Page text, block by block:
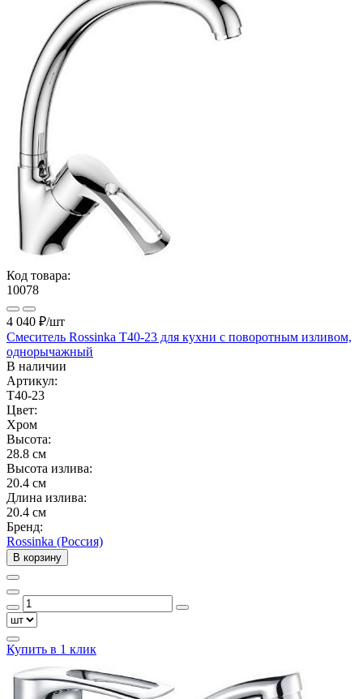
Код товара:
10078
4 040 ₽/шт
Смеситель Rossinka T40-23 для кухни с поворотным изливом,
однорычажный
В наличии
Артикул:
T40-23
Цвет:
Хром
Высота:
28.8 см
Высота излива:
20.4 см
Длина излива:
20.4 см
Бренд:
Rossinka (Россия)
В корзину
Купить в 1 клик